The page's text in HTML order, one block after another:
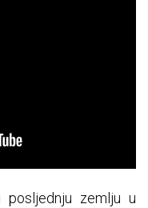
posljednju zemlju u